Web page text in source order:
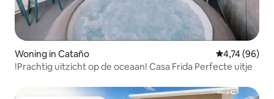
Woning in Cataño Gemiddelde
4,74 (96)
!Prachtig uitzicht op de oceaan! Casa Frida Perfecte uitje